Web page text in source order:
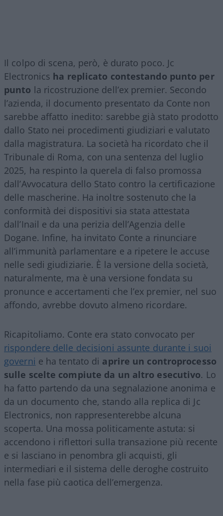
Il colpo di scena, però, è durato poco. Jc
Electronics ha replicato contestando punto per
punto la ricostruzione dell’ex premier. Secondo
l’azienda, il documento presentato da Conte non
sarebbe affatto inedito: sarebbe già stato prodotto
dallo Stato nei procedimenti giudiziari e valutato
dalla magistratura. La società ha ricordato che il
Tribunale di Roma, con una sentenza del luglio
2025, ha respinto la querela di falso promossa
dall’Avvocatura dello Stato contro la certificazione
delle mascherine. Ha inoltre sostenuto che la
conformità dei dispositivi sia stata attestata
dall’Inail e da una perizia dell’Agenzia delle
Dogane. Infine, ha invitato Conte a rinunciare
all’immunità parlamentare e a ripetere le accuse
nelle sedi giudiziarie. È la versione della società,
naturalmente, ma è una versione fondata su
pronunce e accertamenti che l’ex premier, nel suo
affondo, avrebbe dovuto almeno ricordare.
Ricapitoliamo. Conte era stato convocato per
rispondere delle decisioni assunte durante i suoi
governi e ha tentato di aprire un controprocesso
sulle scelte compiute da un altro esecutivo. Lo
ha fatto partendo da una segnalazione anonima e
da un documento che, stando alla replica di Jc
Electronics, non rappresenterebbe alcuna
scoperta. Una mossa politicamente astuta: si
accendono i riflettori sulla transazione più recente
e si lasciano in penombra gli acquisti, gli
intermediari e il sistema delle deroghe costruito
nella fase più caotica dell’emergenza.